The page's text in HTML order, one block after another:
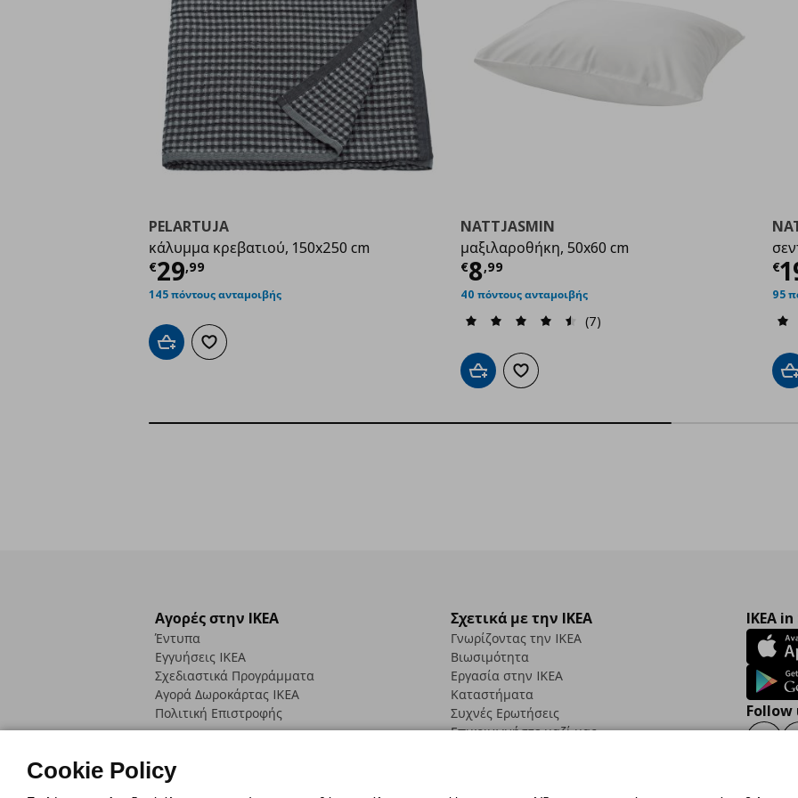
PELARTUJA
κάλυμμα κρεβατιού, 150x250 cm
€29,99
Τρέχουσα τιμή
145 πόντους ανταμοιβής
Προσθήκη στο καλάθι
Προσθήκη στα αγαπημένα
NATTJASMIN
μαξιλαροθήκη, 50x60 cm
€8,99
Τρέχουσα τιμή
40 πόντους ανταμοιβής
(7)
Προσθήκη στο καλάθι
Προσθήκη στα αγαπημένα
€
95
Αγορές στην IKEA
Έντυπα
Εγγυήσεις IKEA
Σχεδιαστικά Προγράμματα
Αγορά Δωρoκάρτας IKEA
Πολιτική Επιστροφής
Σχετικά με την IKEA
Γνωρίζοντας την IKEA
Βιωσιμότητα
Εργασία στην IKEA
Καταστήματα
Συχνές Ερωτήσεις
Επικοινωνήστε μαζί μας
IKEA
Follow
Cookie Policy